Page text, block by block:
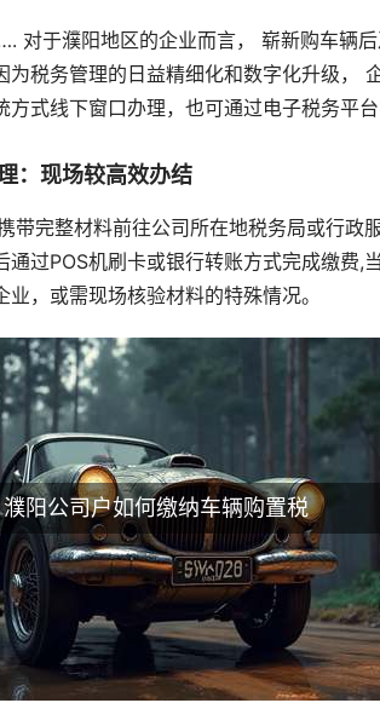
对于濮阳地区的企业而言， 崭新购车辆
为税务管理的日益精细化和数字化升级，
方式线下窗口办理，也可通过电子税务平
：现场较高效办结
带完整材料前往公司所在地税务局或行政
通过POS机刷卡或银行转账方式完成缴费
业，或需现场核验材料的特殊情况。
濮阳公司户如何缴纳车辆购置税